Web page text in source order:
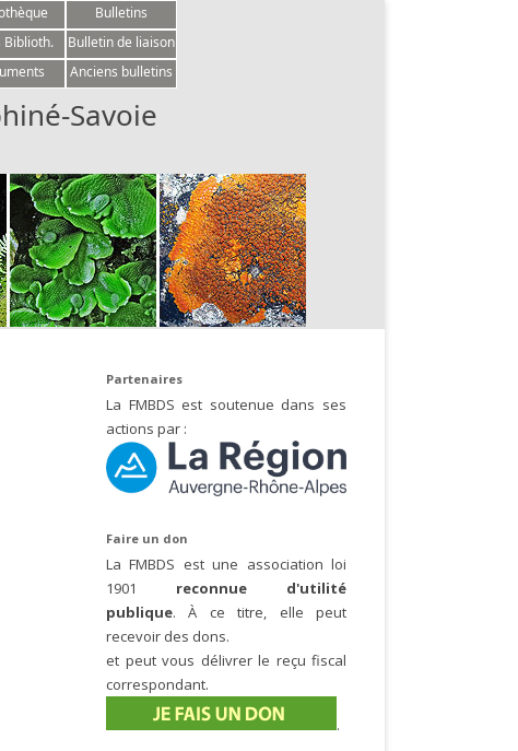
Bulletins
Biblioth.
Bulletin de liaison
Anciens bulletins
Savoie
Partenaires
La FMBDS est soutenue dans ses
actions par :
Faire un don
La FMBDS est une association loi
1901 reconnue d'utilité
publique. À ce titre, elle peut
recevoir des dons.
et peut vous délivrer le reçu fiscal
correspondant.
.